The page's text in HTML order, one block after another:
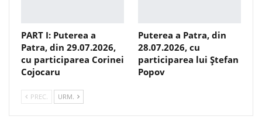
PART I: Puterea a
Patra, din 29.07.2026,
cu participarea Corinei
Cojocaru
Puterea a Patra, din
28.07.2026, cu
participarea lui Ștefan
Popov
PREC. URM.